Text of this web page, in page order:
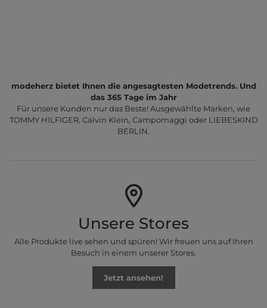
modeherz bietet Ihnen die angesagtesten Modetrends. Und
das 365 Tage im Jahr
Für unsere Kunden nur das Beste! Ausgewählte Marken, wie
TOMMY HILFIGER, Calvin Klein, Campomaggi oder LIEBESKIND
BERLIN.
Unsere Stores
Alle Produkte live sehen und spüren! Wir freuen uns auf Ihren
Besuch in einem unserer Stores.
Jetzt ansehen!